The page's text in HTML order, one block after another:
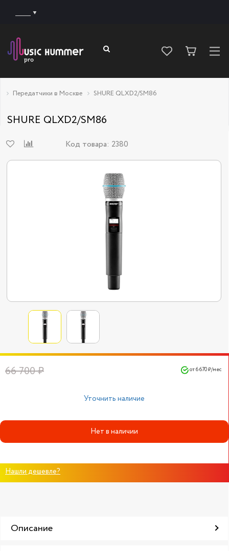
Передатчики в Москве SHURE QLXD2/SM86
SHURE QLXD2/SM86
Код товара: 2380
66 700 ₽ от 6 670 ₽/мес
Уточнить наличие
Нет в наличии
Нашли дешевле?
Описание